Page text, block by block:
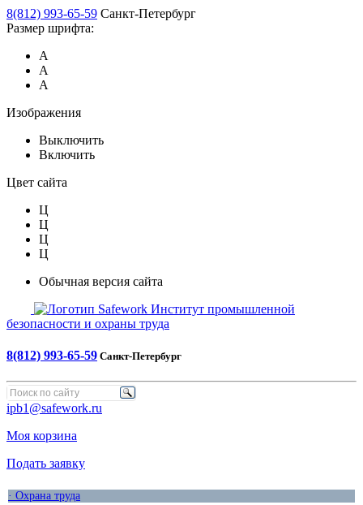
8(812) 993-65-59 Санкт-Петербург
Размер шрифта:
А
А
А
Изображения
Выключить
Включить
Цвет сайта
Ц
Ц
Ц
Ц
Обычная версия сайта
Safework Институт промышленной
безопасности и охраны труда
8(812) 993-65-59 Санкт-Петербург
ipb1@safework.ru
Моя корзина
Подать заявку
· Охрана труда